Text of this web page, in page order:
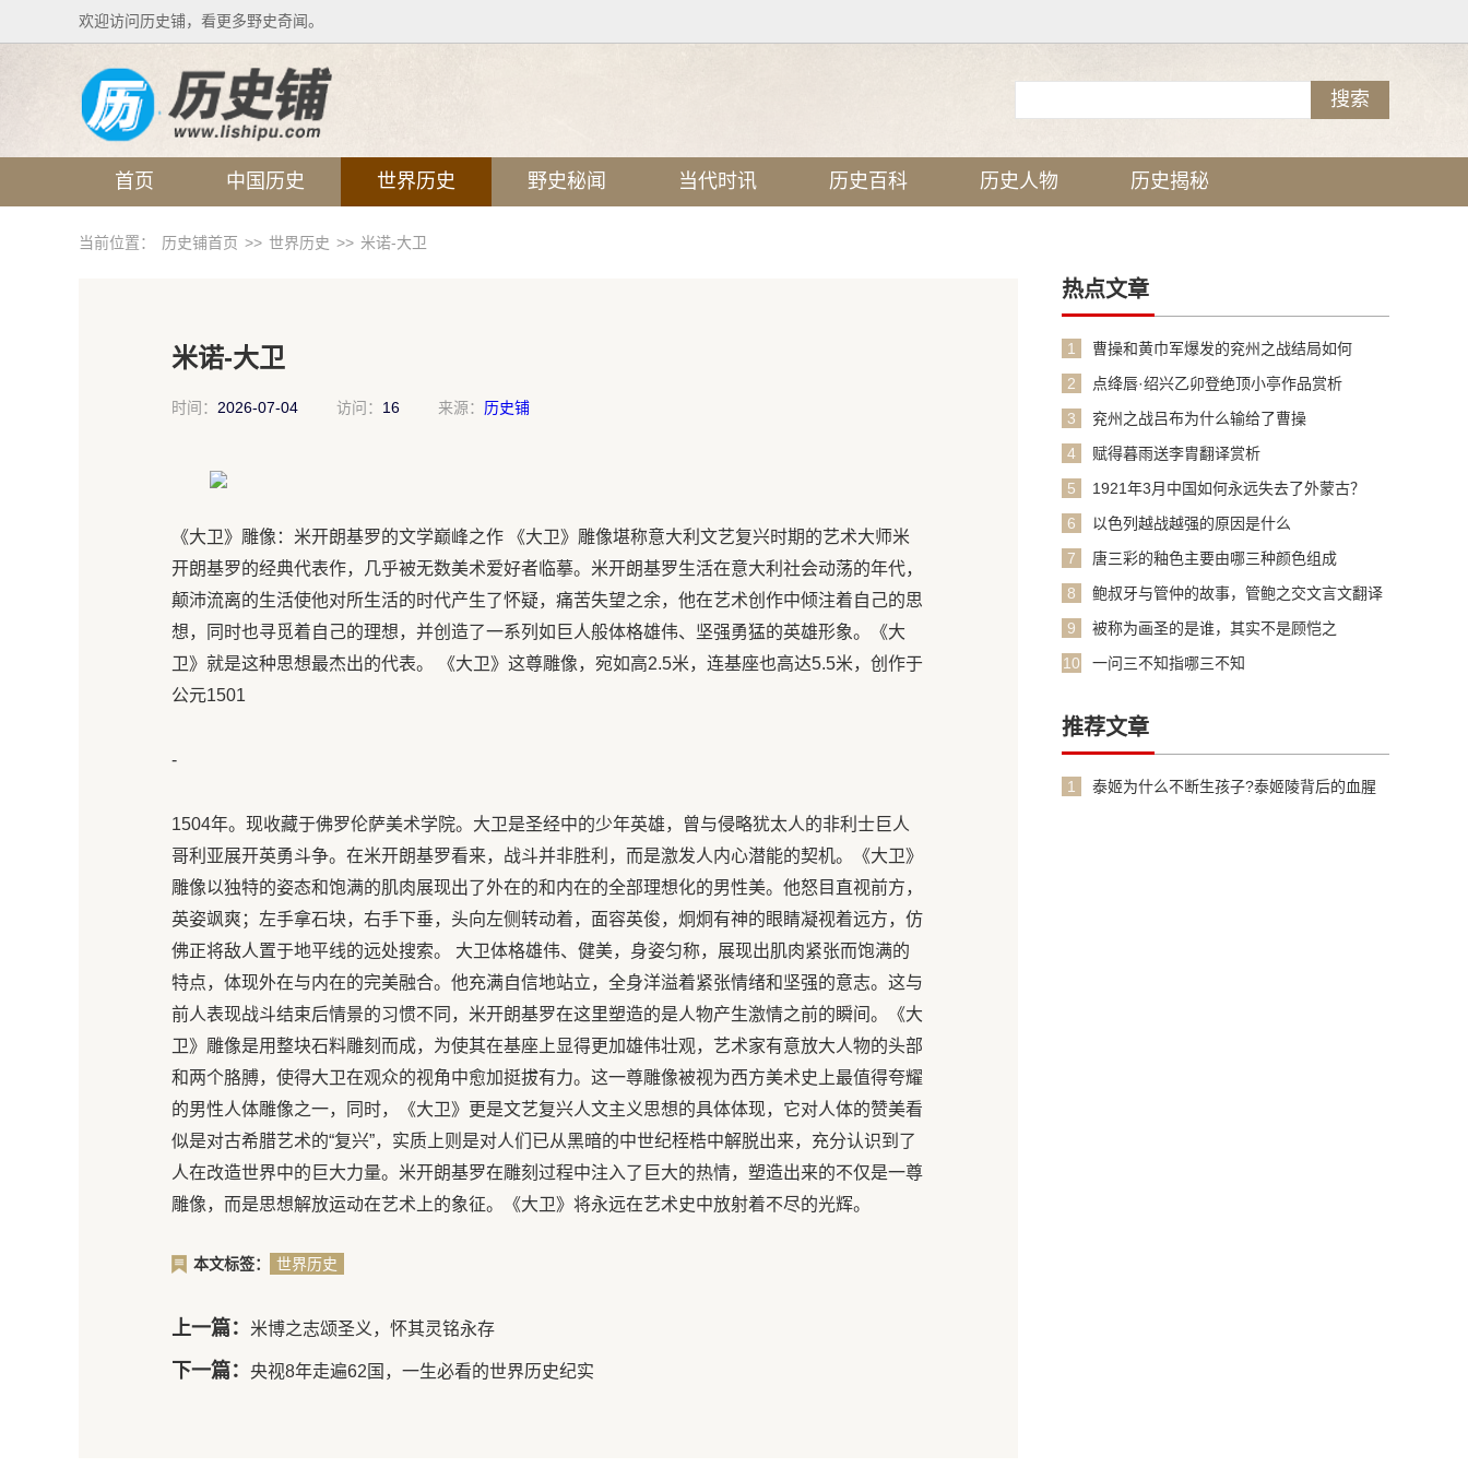
欢迎访问历史铺，看更多野史奇闻。
首页 中国历史 世界历史 野史秘闻 当代时讯 历史百科 历史人物 历史揭秘
当前位置： 历史铺首页 >> 世界历史 >> 米诺-大卫
米诺-大卫
时间： 2026-07-04 访问： 16 来源： 历史铺
《大卫》雕像：米开朗基罗的文学巅峰之作 《大卫》雕像堪称意大利文艺复兴时期的艺术大师米
开朗基罗的经典代表作，几乎被无数美术爱好者临摹。米开朗基罗生活在意大利社会动荡的年代，
颠沛流离的生活使他对所生活的时代产生了怀疑，痛苦失望之余，他在艺术创作中倾注着自己的思
想，同时也寻觅着自己的理想，并创造了一系列如巨人般体格雄伟、坚强勇猛的英雄形象。《大
卫》就是这种思想最杰出的代表。 《大卫》这尊雕像，宛如高2.5米，连基座也高达5.5米，创作于
公元1501
-
1504年。现收藏于佛罗伦萨美术学院。大卫是圣经中的少年英雄，曾与侵略犹太人的非利士巨人
哥利亚展开英勇斗争。在米开朗基罗看来，战斗并非胜利，而是激发人内心潜能的契机。《大卫》
雕像以独特的姿态和饱满的肌肉展现出了外在的和内在的全部理想化的男性美。他怒目直视前方，
英姿飒爽；左手拿石块，右手下垂，头向左侧转动着，面容英俊，炯炯有神的眼睛凝视着远方，仿
佛正将敌人置于地平线的远处搜索。 大卫体格雄伟、健美，身姿匀称，展现出肌肉紧张而饱满的
特点，体现外在与内在的完美融合。他充满自信地站立，全身洋溢着紧张情绪和坚强的意志。这与
前人表现战斗结束后情景的习惯不同，米开朗基罗在这里塑造的是人物产生激情之前的瞬间。《大
卫》雕像是用整块石料雕刻而成，为使其在基座上显得更加雄伟壮观，艺术家有意放大人物的头部
和两个胳膊，使得大卫在观众的视角中愈加挺拔有力。这一尊雕像被视为西方美术史上最值得夸耀
的男性人体雕像之一，同时，《大卫》更是文艺复兴人文主义思想的具体体现，它对人体的赞美看
似是对古希腊艺术的“复兴”，实质上则是对人们已从黑暗的中世纪桎梏中解脱出来，充分认识到了
人在改造世界中的巨大力量。米开朗基罗在雕刻过程中注入了巨大的热情，塑造出来的不仅是一尊
雕像，而是思想解放运动在艺术上的象征。《大卫》将永远在艺术史中放射着不尽的光辉。
本文标签： 世界历史
上一篇： 米博之志颂圣义，怀其灵铭永存
下一篇： 央视8年走遍62国，一生必看的世界历史纪实
热点文章
1
曹操和黄巾军爆发的兖州之战结局如何
2
点绛唇·绍兴乙卯登绝顶小亭作品赏析
3
兖州之战吕布为什么输给了曹操
4
赋得暮雨送李胄翻译赏析
5
1921年3月中国如何永远失去了外蒙古？
6
以色列越战越强的原因是什么
7
唐三彩的釉色主要由哪三种颜色组成
8
鲍叔牙与管仲的故事，管鲍之交文言文翻译
9
被称为画圣的是谁，其实不是顾恺之
10
一问三不知指哪三不知
推荐文章
1
泰姬为什么不断生孩子?泰姬陵背后的血腥